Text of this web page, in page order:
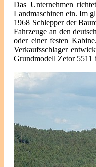
Das Unternehmen
Landmaschinen ein. Im
1968 Schlepper der
Fahrzeuge an den
oder einer festen
Verkaufsschlager
Grundmodell Zetor 5511